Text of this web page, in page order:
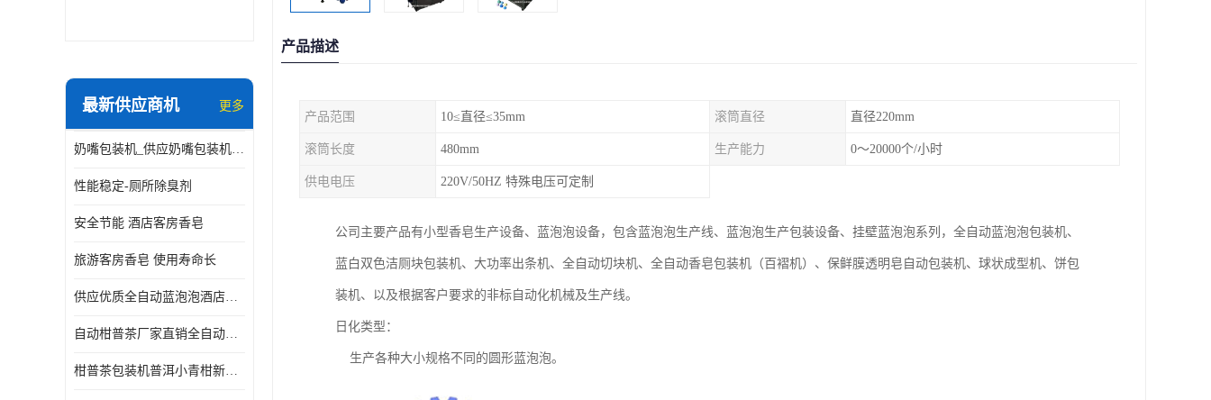
最新供应商机 更多
奶嘴包装机_供应奶嘴包装机_奶嘴包装机厂家
性能稳定-厕所除臭剂
安全节能 酒店客房香皂
旅游客房香皂 使用寿命长
供应优质全自动蓝泡泡酒店香皂出条机
自动柑普茶厂家直销全自动新会小青柑柑普茶包装机
柑普茶包装机普洱小青柑新会甘普茶柠檬茶小沱茶小茶饼茶包
产品描述
产品范围 10≤直径≤35mm 滚筒直径 直径220mm
滚筒长度 480mm 生产能力 0～20000个/小时
供电电压 220V/50HZ 特殊电压可定制
公司主要产品有小型香皂生产设备、蓝泡泡设备，包含蓝泡泡生产线、蓝泡泡生产包装设备、挂壁蓝泡泡系列，全自动蓝泡泡包装机、
蓝白双色洁厕块包装机、大功率出条机、全自动切块机、全自动香皂包装机（百褶机）、保鲜膜透明皂自动包装机、球状成型机、饼包
装机、以及根据客户要求的非标自动化机械及生产线。
日化类型：
生产各种大小规格不同的圆形蓝泡泡。